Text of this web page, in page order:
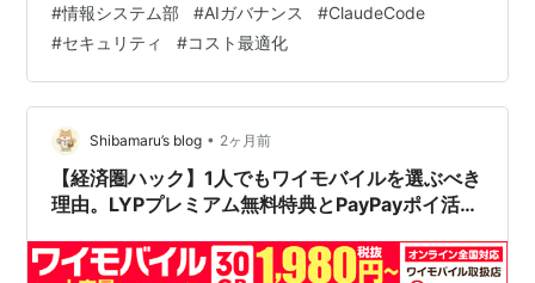
「Gemini」。 多くの開発者は「どちらか一方」に依存し
がちですが、実務における経済合理性とガバナンスを徹
底的に突き詰めると、「2つのAIの単価と特性の非対称
性」を逆手に取ったハイブリッド運用こそが、2026年現
在の情シス部門が敷くべきアーキテクチャであるという
結論に至りました。 実…
#情報システム部 #AIガバナンス #ClaudeCode
#セキュリティ #コスト最適化
Shibamaru’s blog • 2ヶ月前
【経済圏ハック】1人でもワイモバイルを選ぶべき
理由。LYPプレミアム無料特典とPayPayポイ活を